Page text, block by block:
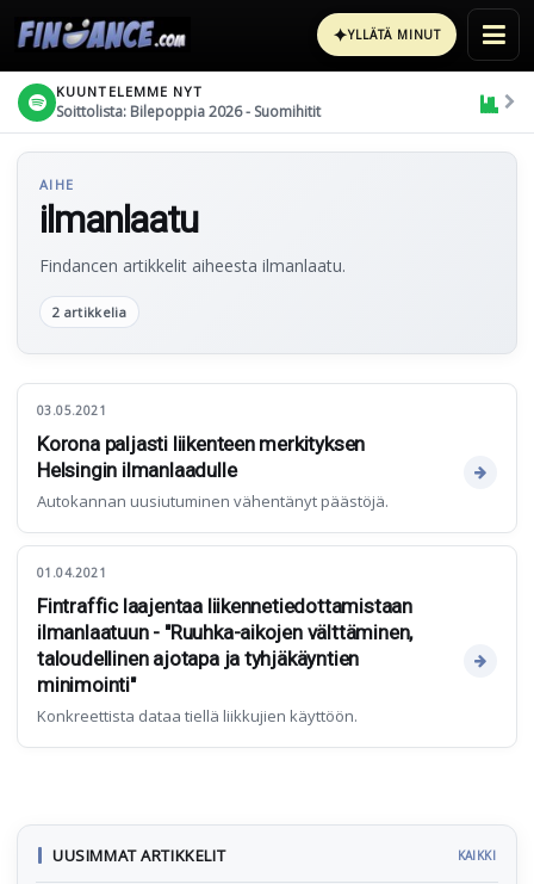
✦YLLÄTÄ MINUT
KUUNTELEMME NYT
Soittolista: Bilepoppia 2026 - Suomihitit
AIHE
ilmanlaatu
Findancen artikkelit aiheesta ilmanlaatu.
2 artikkelia
03.05.2021
Korona paljasti liikenteen merkityksen
Helsingin ilmanlaadulle
Autokannan uusiutuminen vähentänyt päästöjä.
01.04.2021
Fintraffic laajentaa liikennetiedottamistaan
ilmanlaatuun - "Ruuhka-aikojen välttäminen,
taloudellinen ajotapa ja tyhjäkäyntien
minimointi"
Konkreettista dataa tiellä liikkujien käyttöön.
UUSIMMAT ARTIKKELIT KAIKKI